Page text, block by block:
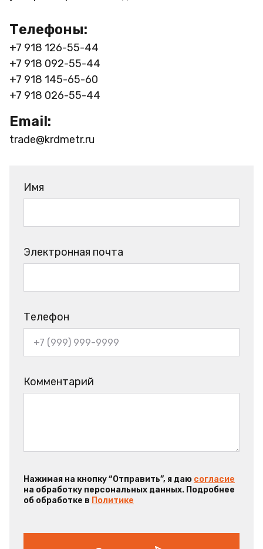
Телефоны:
+7 918 126-55-44
+7 918 092-55-44
+7 918 145-65-60
+7 918 026-55-44
Email:
trade@krdmetr.ru
Имя
Электронная почта
Телефон
Комментарий
Нажимая на кнопку “Отправить”, я даю согласие
на обработку персональных данных. Подробнее
об обработке в Политике